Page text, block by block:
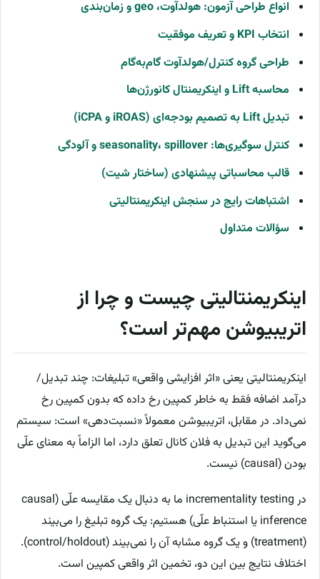
انواع طراحی آزمون: هولدآوت، geo و زمان‌بندی
انتخاب KPI و تعریف موفقیت
طراحی گروه کنترل/هولدآوت گام‌به‌گام
محاسبه Lift و اینکریمنتال کانورژن‌ها
تبدیل Lift به تصمیم بودجه‌ای (iROAS و iCPA)
کنترل سوگیری‌ها: seasonality، spillover و آلودگی
قالب محاسباتی پیشنهادی (ساختار شیت)
اشتباهات رایج در سنجش اینکریمنتالیتی
سؤالات متداول
اینکریمنتالیتی چیست و چرا از
اتریبیوشن مهم‌تر است؟
اینکریمنتالیتی یعنی «اثر افزایشی واقعی» تبلیغات: چند تبدیل/
درآمد اضافه فقط به خاطر کمپین رخ داده که بدون کمپین رخ
نمی‌داد. در مقابل، اتریبیوشن معمولاً «نسبت‌دهی» است: سیستم
می‌گوید این تبدیل به فلان کانال تعلق دارد، اما الزاماً به معنای علّی
بودن (causal) نیست.
در incrementality testing ما به دنبال یک مقایسه علّی (causal
inference یا استنباط علّی) هستیم: یک گروه تبلیغ را می‌بیند
(treatment) و یک گروه مشابه آن را نمی‌بیند (control/holdout).
اختلاف نتایج بین این دو، تخمین اثر واقعی کمپین است.